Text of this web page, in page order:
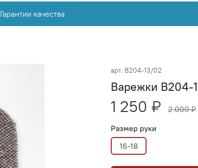
Гарантии качества
арт. В204-13/02
Варежки В204-
1 250 ₽
2 000 ₽
Размер руки
16-18